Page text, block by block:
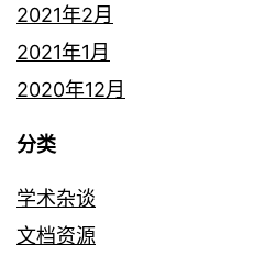
2021年2月
2021年1月
2020年12月
分类
学术杂谈
文档资源